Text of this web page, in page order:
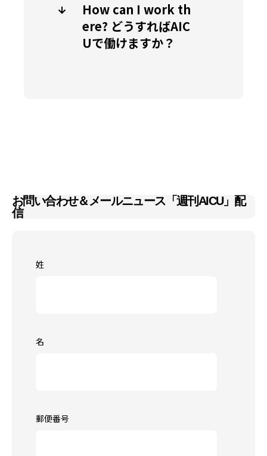
How can I work th
ere? どうすればAIC
Uで働けますか？
お問い合わせ＆メールニュース「週刊AICU」配
信
姓
名
郵便番号